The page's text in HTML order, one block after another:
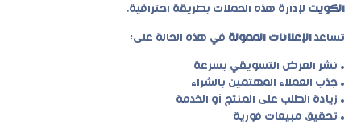
الكويت لإدارة هذه الحملات بطريقة احترافية.
تساعد الإعلانات الممولة في هذه الحالة على:
• نشر العرض التسويقي بسرعة
• جذب العملاء المهتمين بالشراء
• زيادة الطلب على المنتج أو الخدمة
• تحقيق مبيعات فورية